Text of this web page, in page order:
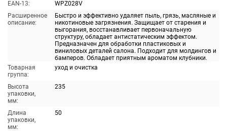
EAN-13:
WPZ028V
Расширенное
описание:
Быстро и эффективно удаляет пыль, грязь, масляные и
никотиновые загрязнения. Защищает от старения и
выгорания, восстанавливает первоначальную
структуру, обладает антистатическим эффектом.
Предназначен для обработки пластиковых и
виниловых деталей салона. Подходит для молдингов и
бамперов. Обладает приятным ароматом клубники.
Товарная
группа:
уход и очистка
Высота
упаковки,
мм:
235
Длина
упаковки,
мм:
50